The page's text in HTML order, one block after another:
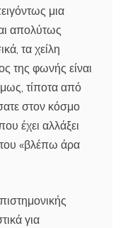
μια
απολύτως
τα χείλη
της φωνής είναι
τίποτα από
στον κόσμο
έχει αλλάξει
του «βλέπω άρα
για